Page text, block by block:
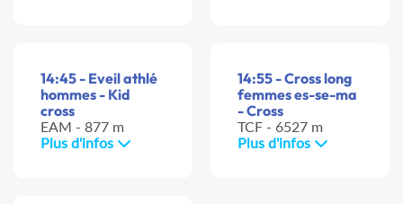
14:45 - Eveil athlé
hommes - Kid
cross
EAM - 877 m
Plus d'infos
14:55 - Cross long
femmes es-se-ma
- Cross
TCF - 6527 m
Plus d'infos